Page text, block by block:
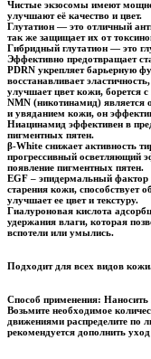
со
стволовыми
клетками,
экзосомами,
глутатионом,
PDRN,
NMN,
ниацинамидом,55
мл
Чистые экзосомы имеют
улучшают её качество и цвет.
Глутатион — это отличный
так же защищает их от
Гибридный глутатион — это
Эффективно предотвращает
PDRN укрепляет барьерную
восстанавливает
улучшает цвет кожи, борется с
NMN (никотинамид) является
и увяданием кожи, он
Ниацинамид эффективен в
пигментных пятен.
β-White снижает активность
прогрессивный осветляющий
появление пигментных пятен.
EGF – эпидермальный фактор
старения кожи, способствует
улучшает ее цвет и текстуру.
Гиалуроновая кислота
удержания влаги, которая
вспотели или умылись.
Подходит для всех видов
Способ применения:
Возьмите необходимое
движениями распределите по
рекомендуется дополнить